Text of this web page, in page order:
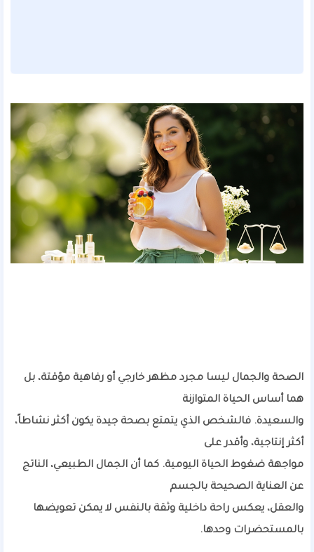
الصحة والجمال ليسا مجرد مظهر خارجي أو رفاهية مؤقتة، بل
هما أساس الحياة المتوازنة
والسعيدة. فالشخص الذي يتمتع بصحة جيدة يكون أكثر نشاطاً،
أكثر إنتاجية، وأقدر على
مواجهة ضغوط الحياة اليومية. كما أن الجمال الطبيعي، الناتج
عن العناية الصحيحة بالجسم
والعقل، يعكس راحة داخلية وثقة بالنفس لا يمكن تعويضها
بالمستحضرات وحدها.